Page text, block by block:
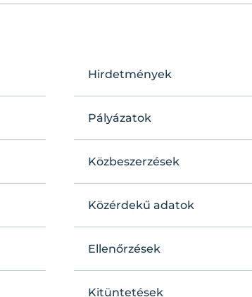
Hirdetmények
Pályázatok
Közbeszerzések
Közérdekű adatok
Ellenőrzések
Kitüntetések